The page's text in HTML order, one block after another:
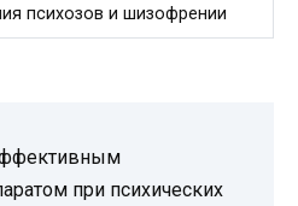
психозов и шизофрении
при психических